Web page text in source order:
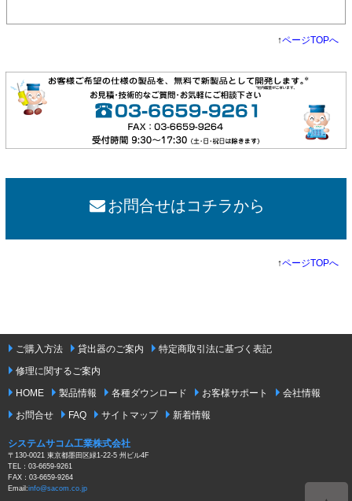
↑ページTOPへ
お問合せはコチラから
↑ページTOPへ
ご購入方法 貸出器のご案内
特定商取引法に基づく表記
修理に関するご案内
HOME
製品情報 各種ダウンロード お客様サポート
会社情報
お問合せ
FAQ サイトマップ 新着情報
システムサコム工業株式会社
〒130-0021 東京都墨田区緑1-22-5 州ビル4F
TEL：03-6659-9261
FAX：03-6659-9264
Email:info@sacom.co.jp